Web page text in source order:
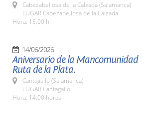
Cabezabellosa de la Calzada (Salamanca)
LUGAR Cabezabellosa de la Calzada
Hora: 15,00 h.
14/06/2026
Aniversario de la Mancomunidad
Ruta de la Plata.
Cantagallo (Salamanca)
LUGAR Cantagallo
Hora: 14,00 horas